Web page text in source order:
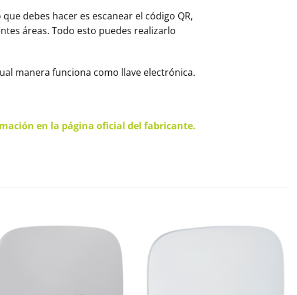
debes hacer es escanear el código QR,
áreas. Todo esto puedes realizarlo
manera funciona como llave electrónica.
en la página oficial del fabricante.